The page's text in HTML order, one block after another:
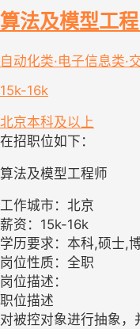
算法及模型工
自动化类·电子信息类·
15k-16k
北京本科及以上
在招职位如下：
算法及模型工程师
工作城市：北京
薪资：15k-16k
学历要求：本科,硕士,
岗位性质：全职
岗位描述：
职位描述
对被控对象进行抽象，